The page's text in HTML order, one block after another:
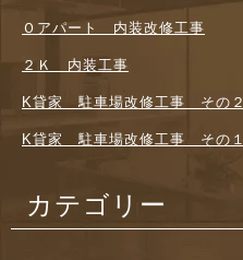
Ｏアパート 内装改修工事
２Ｋ 内装工事
K貸家 駐車場改修工事 その２
K貸家 駐車場改修工事 その１
カテゴリー